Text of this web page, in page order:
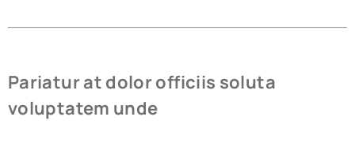
Pariatur at dolor officiis soluta
voluptatem unde